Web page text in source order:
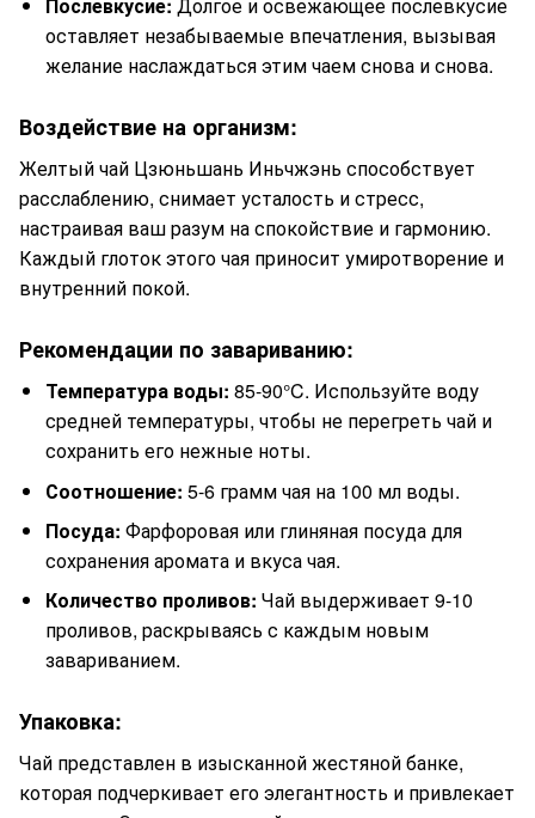
Послевкусие: Долгое и освежающее послевкусие
оставляет незабываемые впечатления, вызывая
желание наслаждаться этим чаем снова и снова.
Воздействие на организм:
Желтый чай Цзюньшань Иньчжэнь способствует
расслаблению, снимает усталость и стресс,
настраивая ваш разум на спокойствие и гармонию.
Каждый глоток этого чая приносит умиротворение и
внутренний покой.
Рекомендации по завариванию:
Температура воды: 85-90°C. Используйте воду
средней температуры, чтобы не перегреть чай и
сохранить его нежные ноты.
Соотношение: 5-6 грамм чая на 100 мл воды.
Посуда: Фарфоровая или глиняная посуда для
сохранения аромата и вкуса чая.
Количество проливов: Чай выдерживает 9-10
проливов, раскрываясь с каждым новым
завариванием.
Упаковка:
Чай представлен в изысканной жестяной банке,
которая подчеркивает его элегантность и привлекает